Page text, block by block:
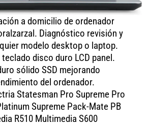
a domicilio de ordenador
Diagnóstico revisión y
modelo desktop o laptop.
disco duro LCD panel.
sólido SSD mejorando
del ordenador.
Statesman Pro Supreme Pro
Supreme Pack-Mate PB
R510 Multimedia S600